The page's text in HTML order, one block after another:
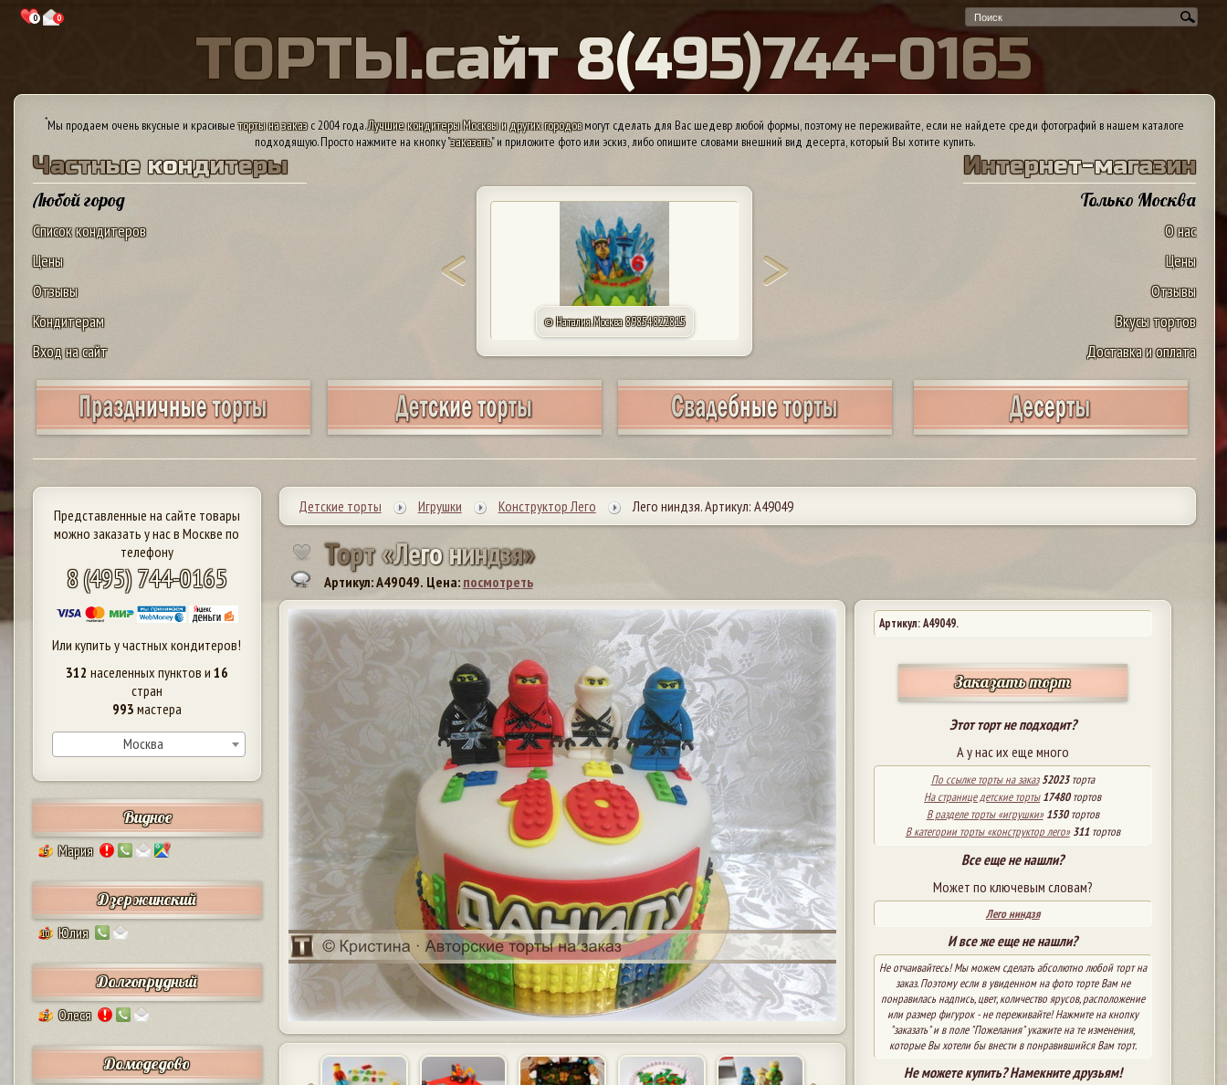
0 0
ТОРТЫ.сайт 8(495)744-0165
*Мы продаем очень вкусные и красивыеторты на заказс 2004 года.Лучшие кондитеры Москвы и других городовмогут сделать для Вас шедевр любой формы, поэтому не переживайте, если не найдете среди фотографий в нашем каталоге
подходящую. Просто нажмите на кнопку "заказать" и приложите фото или эскиз, либо опишите словами внешний вид десерта, который Вы хотите купить.
Частные кондитеры
Любой город
Список кондитеров
Цены
Отзывы
Кондитерам
Вход на сайт
Интернет-магазин
Только Москва
О нас
Цены
Отзывы
Вкусы тортов
Доставка и оплата
© Ирина. Дедовск 89037775826
Представленные на сайте товары
можно заказать у нас в Москве по
телефону
8 (495) 744-0165
Или купить у частных кондитеров!
312 населенных пунктов и 16
стран
993 мастера
Москва
Видное
5 Мария
Дзержинский
10 Юлия
Долгопрудный
2 Олеся
Домодедово
Детские торты Игрушки Конструктор Лего Лего ниндзя. Артикул: А49049
Торт«Легониндзя»
Артикул: A49049. Цена: посмотреть
Артикул: A49049.
Заказать торт
Этот торт не подходит?
А у нас их еще много
По ссылке торты на заказ 52023торта
На странице детские торты 17480тортов
В разделе торты «игрушки» 1530тортов
В категории торты «конструктор лего» 311тортов
Все еще не нашли?
Может по ключевым словам?
Лего ниндзя
И все же еще не нашли?
Не отчаивайтесь! Мы можем сделать абсолютно любой торт на
заказ. Поэтому если в увиденном на фото торте Вам не
понравилась надпись, цвет, количество ярусов, расположение
или размер фигурок - не переживайте! Нажмите на кнопку
"заказать" и в поле "Пожелания" укажите на те изменения,
которые Вы хотели бы внести в понравившийся Вам торт.
Не можете купить? Намекните друзьям!